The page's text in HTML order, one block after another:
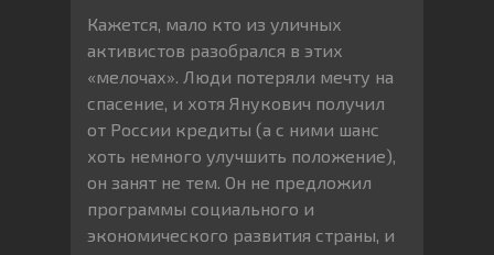
Кажется, мало кто из уличных
активистов разобрался в этих
«мелочах». Люди потеряли мечту на
спасение, и хотя Янукович получил
от России кредиты (а с ними шанс
хоть немного улучшить положение),
он занят не тем. Он не предложил
программы социального и
экономического развития страны, и